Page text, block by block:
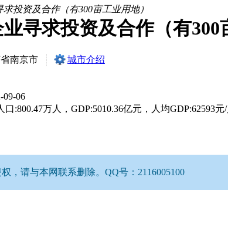
投资及合作（有300亩工业用地）
寻求投资及合作（有300
南京市
城市介绍
09-06
口:800.47万人，GDP:5010.36亿元，人均GDP:62593元/
，请与本网联系删除。QQ号：2116005100